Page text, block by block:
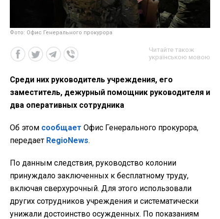
Фото: Офис Генерального прокурора
Читайте також
українською мовою
Среди них руководитель учреждения, его
заместитель, дежурный помощник руководителя и
два оперативных сотрудника
Об этом сообщает Офис Генерального прокурора,
передает RegioNews.
По данным следствия, руководство колонии
принуждало заключенных к бесплатному труду,
включая сверхурочный. Для этого использовали
других сотрудников учреждения и систематически
унижали достоинство осужденных. По показаниям